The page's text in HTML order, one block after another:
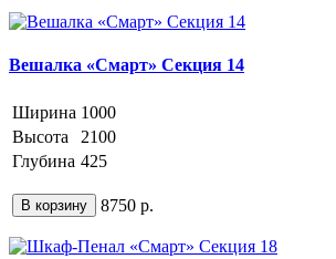
Вешалка «Смарт» Секция 14
Ширина 1000
Высота
2100
Глубина 425
В корзину 8750 р.